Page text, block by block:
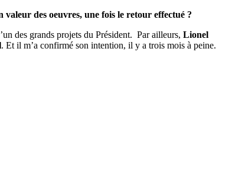
valeur des oeuvres, une fois le retour effectué ?
des grands projets du Président. Par ailleurs, Lionel
. Et il m’a confirmé son intention, il y a trois mois à peine.